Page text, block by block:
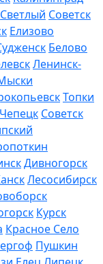
Светлый Советск
Елизово
Белово
Ленинск-
Топки
Советск
Дивногорск
Лесосибирск
Курск
Красное Село
Пушкин